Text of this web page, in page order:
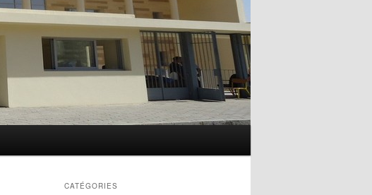
CATÉGORIES